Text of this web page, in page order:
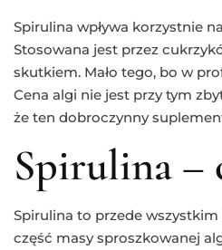
Spirulina wpływa korzystnie
Stosowana jest przez
skutkiem. Mało tego, bo w
Cena algi nie jest przy tym
że ten dobroczynny
Spirulina –
Spirulina to przede wszystkim
część masy sproszkowanej